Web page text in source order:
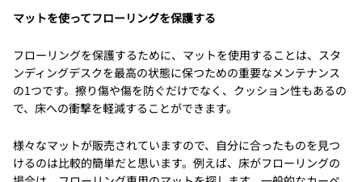
マットを使ってフローリングを保護する
フローリングを保護するために、マットを使用することは、スタ
ンディングデスクを最高の状態に保つための重要なメンテナンス
の1つです。擦り傷や傷を防ぐだけでなく、クッション性もあるの
で、床への衝撃を軽減することができます。
様々なマットが販売されていますので、自分に合ったものを見つ
けるのは比較的簡単だと思います。例えば、床がフローリングの